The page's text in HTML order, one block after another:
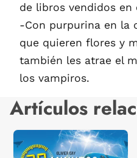
de libros vendidos en
-Con purpurina en la
que quieren flores y
también les atrae el
los vampiros.
Artículos